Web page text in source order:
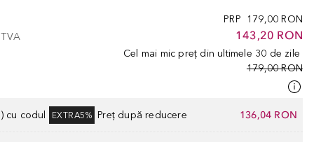
PRP 179,00 RON
143,20 RON
Cel mai mic preț din ultimele 30 de zile
179,00 RON
cu codul EXTRA5% Preț după reducere 136,04 RON